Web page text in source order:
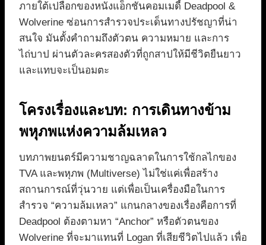
ภายใต้เปลือกของหนังแอ็กชันคอมเมดี้ Deadpool &
Wolverine ซ่อนการสำรวจประเด็นทางปรัชญาที่น่า
สนใจ มันตั้งคำถามถึงตัวตน ความหมาย และการ
ไถ่บาป ผ่านตัวละครสองตัวที่ถูกสาปให้มีชีวิตยืนยาว
และแทบจะเป็นอมตะ
โครงเรื่องและบท: การเดินทางข้าม
พหุภพแห่งความล้มเหลว
บทภาพยนตร์มีความชาญฉลาดในการใช้กลไกของ
TVA และพหุภพ (Multiverse) ไม่ใช่แค่เพื่อสร้าง
สถานการณ์ที่วุ่นวาย แต่เพื่อเป็นเครื่องมือในการ
สำรวจ “ความล้มเหลว” แกนกลางของเรื่องคือการที่
Deadpool ต้องตามหา “Anchor” หรือตัวตนของ
Wolverine ที่จะมาแทนที่ Logan ที่เสียชีวิตไปแล้ว เพื่อ